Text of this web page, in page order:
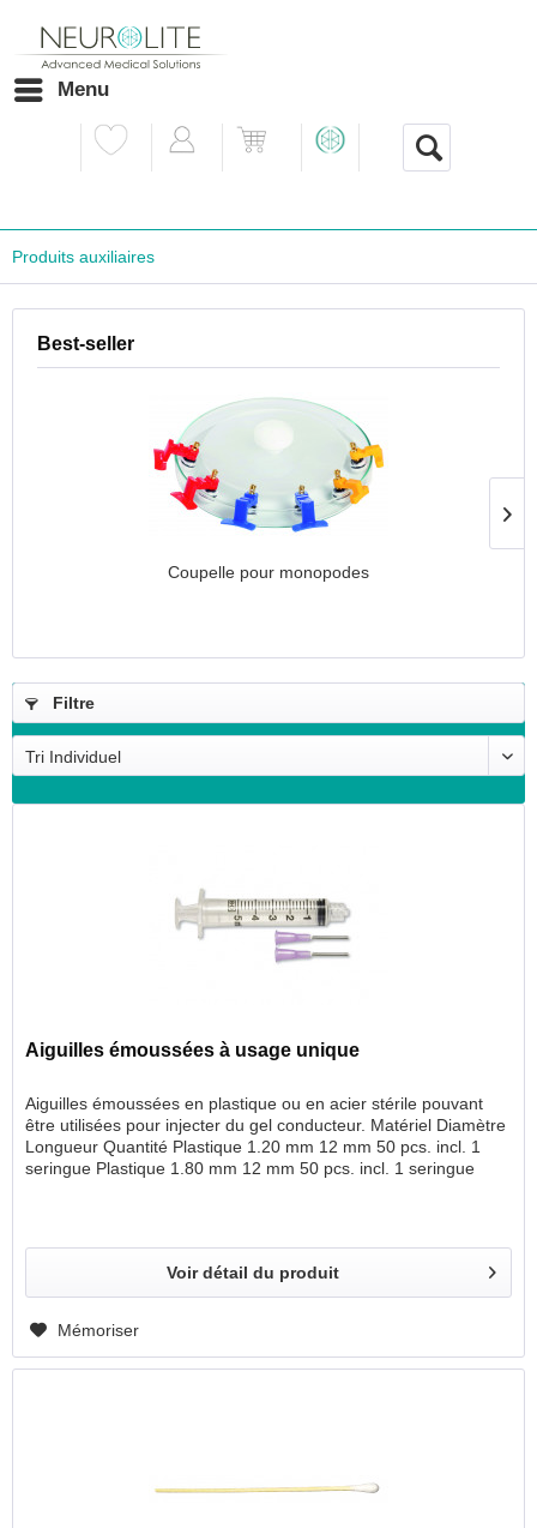
Menu
Produits auxiliaires
Best-seller
Coupelle pour monopodes
Filtre
Aiguilles émoussées à usage unique
Aiguilles émoussées en plastique ou en acier stérile pouvant
être utilisées pour injecter du gel conducteur. Matériel Diamètre
Longueur Quantité Plastique 1.20 mm 12 mm 50 pcs. incl. 1
seringue Plastique 1.80 mm 12 mm 50 pcs. incl. 1 seringue
Voir détail du produit
Mémoriser